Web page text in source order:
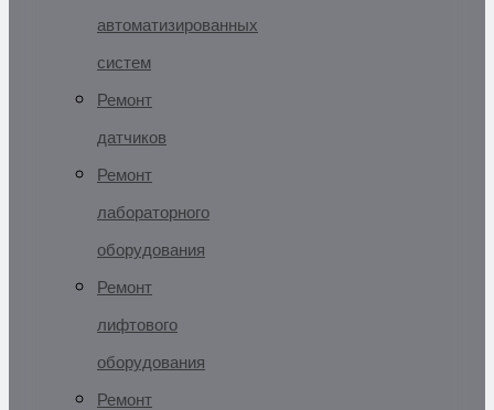
автоматизированных
систем
Ремонт
датчиков
Ремонт
лабораторного
оборудования
Ремонт
лифтового
оборудования
Ремонт